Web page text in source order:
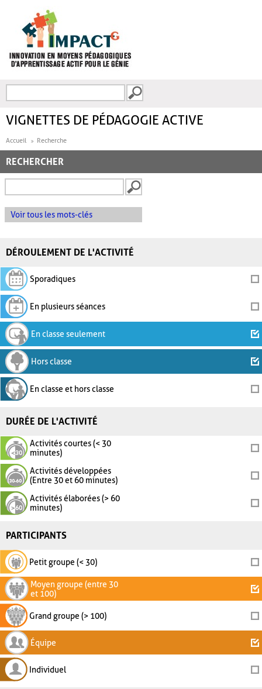
FORMULAIRE DE
VIGNETTES DE PÉDAGOGIE ACTIVE
Accueil Recherche
RECHERCHER
Voir tous les mots-clés
DÉROULEMENT DE L'ACTIVITÉ
Sporadiques
En plusieurs séances
En classe seulement
Hors classe
En classe et hors classe
DURÉE DE L'ACTIVITÉ
Activités courtes (< 30
minutes)
Activités développées
(Entre 30 et 60 minutes)
Activités élaborées (> 60
minutes)
PARTICIPANTS
Petit groupe (< 30)
Moyen groupe (entre 30
et 100)
Grand groupe (> 100)
Équipe
Individuel